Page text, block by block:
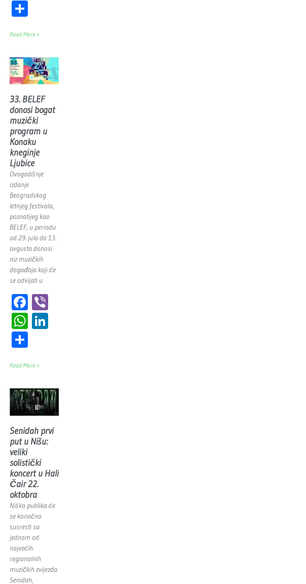
Read More »
33. BELEF
donosi bogat
muzički
program u
Konaku
kneginje
Ljubice
Ovogodišnje
izdanje
Beogradskog
letnjeg festivala,
poznatijeg kao
BELEF, u periodu
od 29. jula do 13.
avgusta donosi
niz muzičkih
događaja koji će
se odvijati u
Facebook
WhatsApp
Read More »
Senidah prvi
put u Nišu:
veliki
solistički
koncert u Hali
Čair 22.
oktobra
Niška publika će
se konačno
susresti sa
jednom od
najvećih
regionalnih
muzičkih zvijezda.
Senidah,